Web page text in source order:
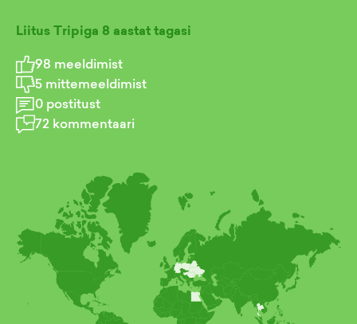
Liitus Tripiga 8 aastat tagasi
98 meeldimist
5 mittemeeldimist
0 postitust
72 kommentaari